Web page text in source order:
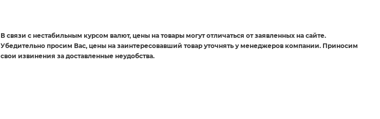
В связи с нестабильным курсом валют, цены на товары могут отличаться от заявленных на сайте.
Убедительно просим Вас, цены на заинтересовавший товар уточнять у менеджеров компании. Приносим
свои извинения за доставленные неудобства.